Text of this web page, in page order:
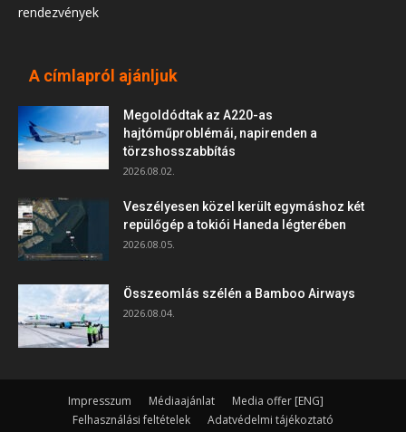
rendezvények
A címlapról ajánljuk
Megoldódtak az A220-as
hajtóműproblémái, napirenden a
törzshosszabbítás
2026.08.02.
Veszélyesen közel került egymáshoz két
repülőgép a tokiói Haneda légterében
2026.08.05.
Összeomlás szélén a Bamboo Airways
2026.08.04.
Impresszum Médiaajánlat
Media offer [ENG]
Felhasználási feltételek
Adatvédelmi tájékoztató